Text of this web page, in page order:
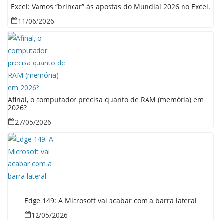
Excel: Vamos “brincar” às apostas do Mundial 2026 no Excel.
11/06/2026
Afinal, o computador precisa quanto de RAM (memória) em
2026?
27/05/2026
Edge 149: A Microsoft vai acabar com a barra lateral
12/05/2026